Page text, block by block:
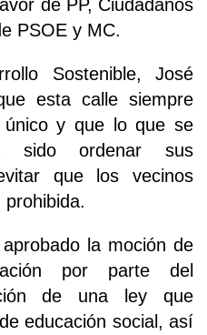
de PP, Ciudadanos
PSOE y MC.
Sostenible, José
esta calle siempre
y que lo que se
sido ordenar sus
que los vecinos
la moción de
por parte del
de una ley que
educación social, así